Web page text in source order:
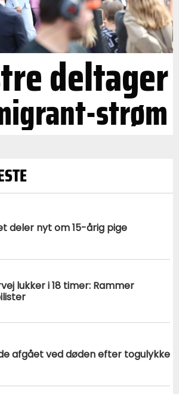
deltager
strøm
deler nyt om 15-årig pige
lukker i 18 timer: Rammer
afgået ved døden efter togulykke